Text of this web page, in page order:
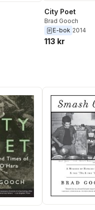
City Poet
Brad Gooch
E-bok 2014
113 kr